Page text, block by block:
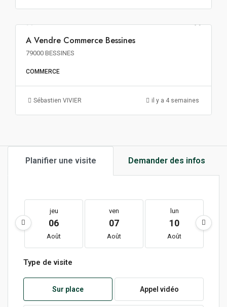
3 200€ m² HT HD HF
A Vendre Commerce Bessines
79000 BESSINES
COMMERCE
Sébastien VIVIER il y a 4 semaines
Planifier une visite Demander des infos
jeu
06
Août
ven
07
Août
lun
10
Août
Type de visite
Sur place Appel vidéo